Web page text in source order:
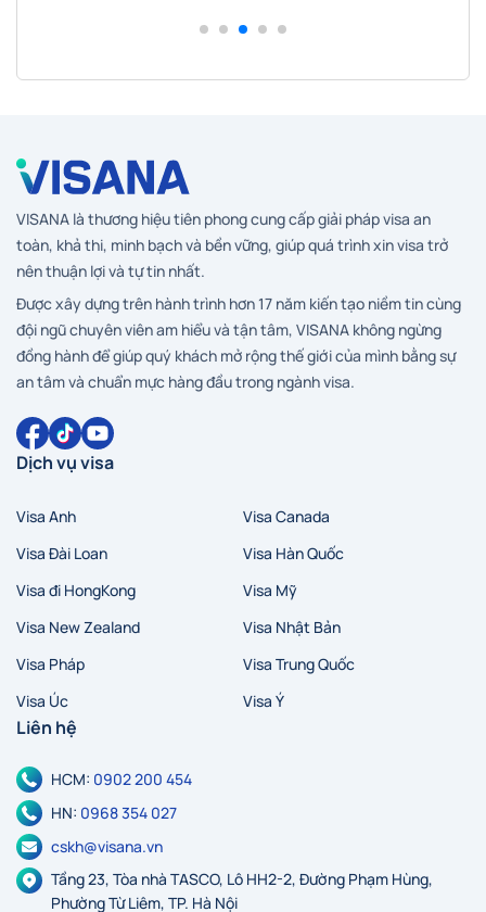
VISANA là thương hiệu tiên phong cung cấp giải pháp visa an
toàn, khả thi, minh bạch và bền vững, giúp quá trình xin visa trở
nên thuận lợi và tự tin nhất.
Được xây dựng trên hành trình hơn 17 năm kiến tạo niềm tin cùng
đội ngũ chuyên viên am hiểu và tận tâm, VISANA không ngừng
đồng hành để giúp quý khách mở rộng thế giới của mình bằng sự
an tâm và chuẩn mực hàng đầu trong ngành visa.
Dịch vụ visa
Visa Anh
Visa Canada
Visa Đài Loan
Visa Hàn Quốc
Visa đi HongKong
Visa Mỹ
Visa New Zealand
Visa Nhật Bản
Visa Pháp
Visa Trung Quốc
Visa Úc
Visa Ý
Liên hệ
HCM: 0902 200 454
HN: 0968 354 027
cskh@visana.vn
Tầng 23, Tòa nhà TASCO, Lô HH2-2, Đường Phạm Hùng,
Phường Từ Liêm, TP. Hà Nội